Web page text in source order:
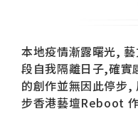
本地疫情漸露曙光,
段自我隔離日子,確實
的創作並無因此停步
步香港藝壇Reboot 作